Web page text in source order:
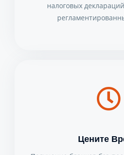
налоговых
Цените